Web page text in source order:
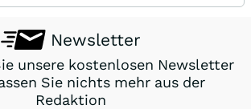
Newsletter
unsere kostenlosen Newsletter
Sie nichts mehr aus der
Redaktion